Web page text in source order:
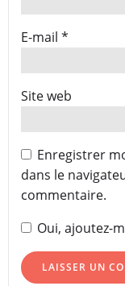
E-mail *
Site web
Enregistrer
dans le
commentaire.
Oui, ajoutez-